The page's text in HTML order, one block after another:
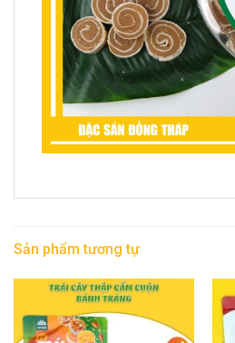
Sản phẩm tương tự